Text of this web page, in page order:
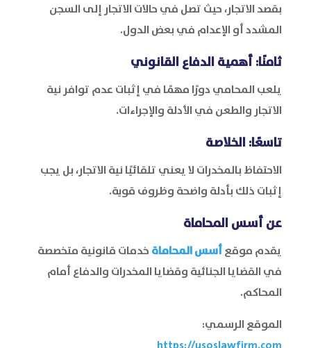
بقصد الاتجار، حيث تصل في حالات الاتجار إلى السجن
المشدد أو الإعدام في بعض الدول.
ثامنًا: أهمية الدفاع القانوني
يلعب المحامي دورًا مهمًا في إثبات عدم توافر نية
الاتجار والطعن في الأدلة والإجراءات.
تاسعًا: الخلاصة
الاحتفاظ بالمخدرات لا يعني تلقائيًا نية الاتجار، بل يجب
إثبات ذلك بأدلة واضحة وظروف قوية.
عنأسس المحاماة
يقدم موقعأسس المحاماة خدمات قانونية متخصصة
في القضايا الجنائية وقضايا المخدرات والدفاع أمام
المحاكم.
الموقع الرسمي:
https://usoslawfirm.com